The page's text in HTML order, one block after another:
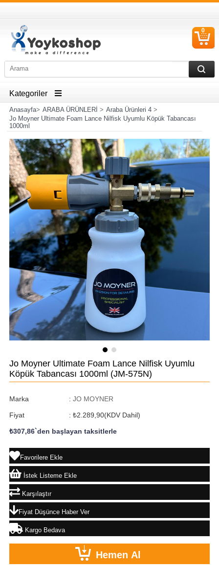
0
Kategoriler
Anasayfa> ARABA ÜRÜNLERİ > Araba Ürünleri 4>
Jo Moyner Ultimate Foam Lance Nilfisk Uyumlu Köpük Tabancası
1000ml
Jo Moyner Ultimate Foam Lance Nilfisk Uyumlu
Köpük Tabancası 1000ml (JM-575N)
Marka : JO MOYNER
Fiyat : ₺2.289,90(KDV Dahil)
₺307,86`den başlayan taksitlerle
Favorilere Ekle
İstek Listeme Ekle
Karşılaştır
Fiyat Düşünce Haber Ver
Kargo Bedava